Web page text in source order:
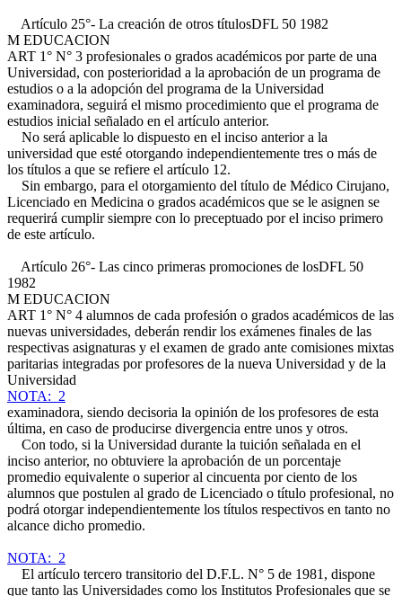
Artículo 25°- La creación de otros títulosDFL 50 1982
M EDUCACION
ART 1° N° 3 profesionales o grados académicos por parte de una
Universidad, con posterioridad a la aprobación de un programa de
estudios o a la adopción del programa de la Universidad
examinadora, seguirá el mismo procedimiento que el programa de
estudios inicial señalado en el artículo anterior.
No será aplicable lo dispuesto en el inciso anterior a la
universidad que esté otorgando independientemente tres o más de
los títulos a que se refiere el artículo 12.
Sin embargo, para el otorgamiento del título de Médico Cirujano,
Licenciado en Medicina o grados académicos que se le asignen se
requerirá cumplir siempre con lo preceptuado por el inciso primero
de este artículo.
Artículo 26°- Las cinco primeras promociones de losDFL 50
1982
M EDUCACION
ART 1° N° 4 alumnos de cada profesión o grados académicos de las
nuevas universidades, deberán rendir los exámenes finales de las
respectivas asignaturas y el examen de grado ante comisiones mixtas
paritarias integradas por profesores de la nueva Universidad y de la
Universidad
NOTA: 2
examinadora, siendo decisoria la opinión de los profesores de esta
última, en caso de producirse divergencia entre unos y otros.
Con todo, si la Universidad durante la tuición señalada en el
inciso anterior, no obtuviere la aprobación de un porcentaje
promedio equivalente o superior al cincuenta por ciento de los
alumnos que postulen al grado de Licenciado o título profesional, no
podrá otorgar independientemente los títulos respectivos en tanto no
alcance dicho promedio.
NOTA: 2
El artículo tercero transitorio del D.F.L. N° 5 de 1981, dispone
que tanto las Universidades como los Institutos Profesionales que se